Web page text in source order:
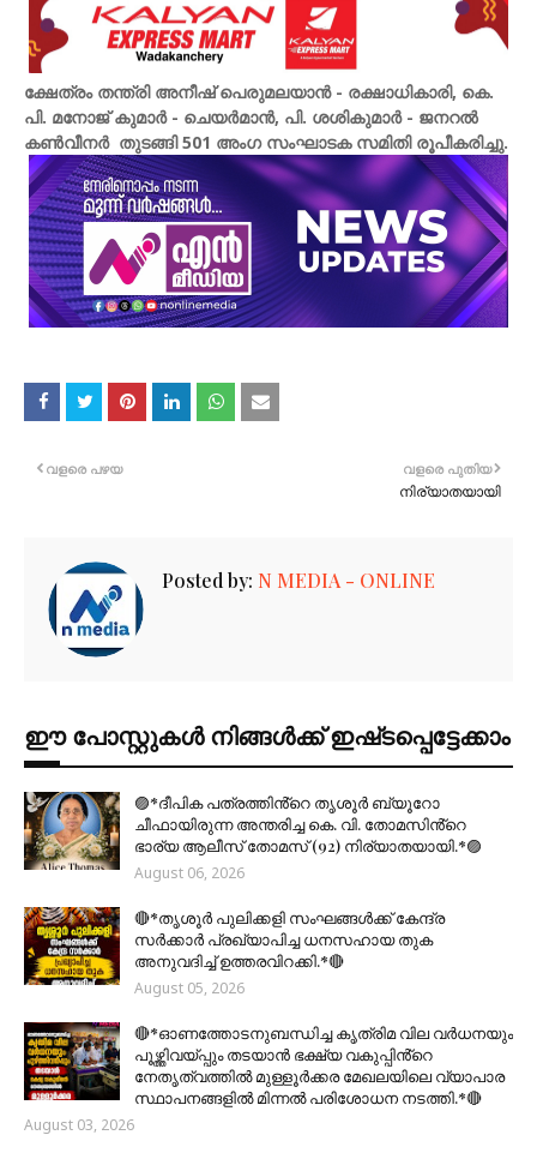
ക്ഷേത്രം തന്ത്രി അനീഷ് പെരുമലയാൻ - രക്ഷാധികാരി, കെ.
പി. മനോജ് കുമാർ - ചെയർമാൻ, പി. ശശികുമാർ - ജനറൽ
കൺവീനർ തുടങ്ങി 501 അംഗ സംഘാടക സമിതി രൂപീകരിച്ചു.
വളരെ പുതിയ
നിര്യാതയായി
വളരെ പഴയ
Posted by: N MEDIA - ONLINE
ഈ പോസ്റ്റുകൾ നിങ്ങൾക്ക് ഇഷ്‌‌ടപ്പെട്ടേക്കാം
🟣*ദീപിക പത്രത്തിൻ്റെ തൃശൂർ ബ്യൂറോ
ചീഫായിരുന്ന അന്തരിച്ച കെ. വി. തോമസിൻ്റെ
ഭാര്യ ആലീസ് തോമസ് (92) നിര്യാതയായി.*🟣
August 06, 2026
🔴*തൃശൂര്‍ പുലിക്കളി സംഘങ്ങള്‍ക്ക് കേന്ദ്ര
സര്‍ക്കാര്‍ പ്രഖ്യാപിച്ച ധനസഹായ തുക
അനുവദിച്ച് ഉത്തരവിറക്കി.*🔴
August 05, 2026
🔴*ഓണത്തോടനുബന്ധിച്ച കൃത്രിമ വില വർധനയും
പൂഴ്ത്തിവയ്പ്പും തടയാൻ ഭക്ഷ്യ വകുപ്പിൻ്റെ
നേതൃത്വത്തിൽ മുള്ളൂർക്കര മേഖലയിലെ വ്യാപാര
സ്ഥാപനങ്ങളിൽ മിന്നൽ പരിശോധന നടത്തി.*🔴
August 03, 2026